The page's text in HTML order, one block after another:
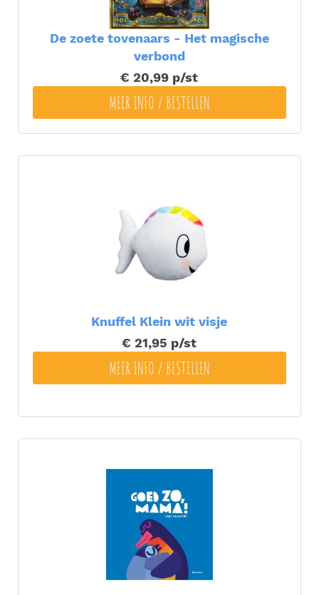
De zoete tovenaars - Het magische
verbond
€ 20,99 p/st
MEER INFO / BESTELLEN
Knuffel Klein wit visje
€ 21,95 p/st
MEER INFO / BESTELLEN